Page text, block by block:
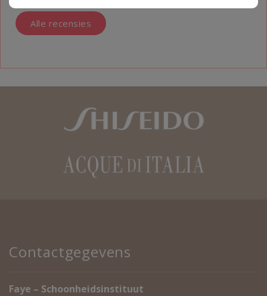
Alle recensies
Contactgegevens
Faye – Schoonheidsinstituut